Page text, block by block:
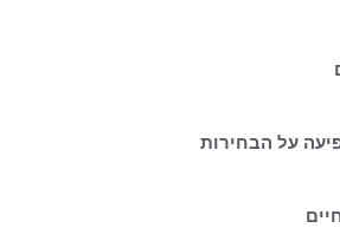
על הבחירות